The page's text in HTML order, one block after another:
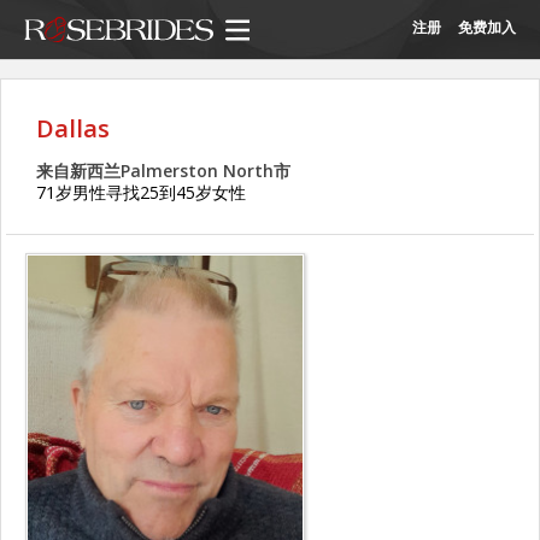
注册 免费加入
Dallas
来自新西兰Palmerston North市
71岁男性寻找25到45岁女性